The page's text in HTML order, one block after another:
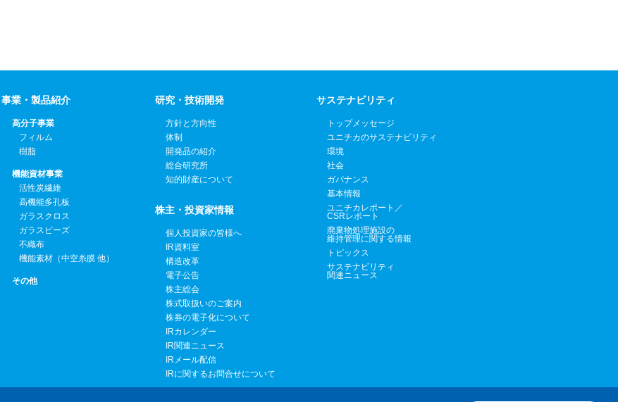
事業・製品紹介
高分子事業
フィルム
樹脂
機能資材事業
活性炭繊維
高機能多孔板
ガラスクロス
ガラスビーズ
不織布
機能素材（中空糸膜 他）
その他
研究・技術開発
方針と方向性
体制
開発品の紹介
総合研究所
知的財産について
株主・投資家情報
個人投資家の皆様へ
IR資料室
構造改革
電子公告
株主総会
株式取扱いのご案内
株券の電子化について
IRカレンダー
IR関連ニュース
IRメール配信
IRに関するお問合せについて
サステナビリティ
トップメッセージ
ユニチカのサステナビリティ
環境
社会
ガバナンス
基本情報
ユニチカレポート／
CSRレポート
廃棄物処理施設の
維持管理に関する情報
トピックス
サステナビリティ
関連ニュース